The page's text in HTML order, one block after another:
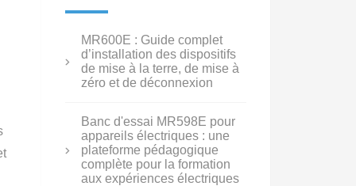
MR600E : Guide complet
d’installation des dispositifs
de mise à la terre, de mise à
zéro et de déconnexion
Banc d'essai MR598E pour
appareils électriques : une
plateforme pédagogique
complète pour la formation
aux expériences électriques